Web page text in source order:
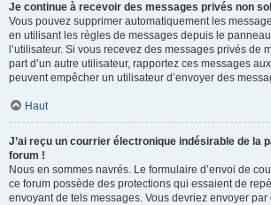
Je continue à recevoir des messages privés non
Vous pouvez supprimer automatiquement les
en utilisant les règles de messages depuis le
l’utilisateur. Si vous recevez des messages privés de
part d’un autre utilisateur, rapportez ces messages
peuvent empêcher un utilisateur d’envoyer des
Haut
J’ai reçu un courrier électronique indésirable de la
forum !
Nous en sommes navrés. Le formulaire d’envoi de
ce forum possède des protections qui essaient de
envoyant de tels messages. Vous devriez envoyer